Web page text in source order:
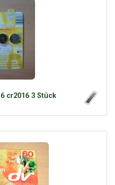
cr2016 3 Stück